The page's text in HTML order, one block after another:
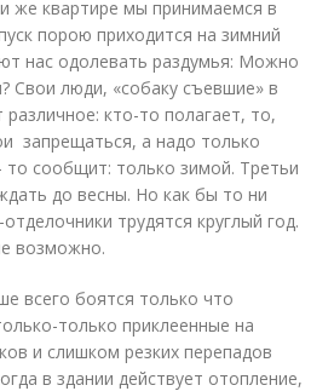
же квартире мы принимаемся в
порою приходится на зимний
нас одолевать раздумья: Можно
Свои люди, «собаку съевшие» в
кто-то полагает, то,
запрещаться, а надо только
сообщит: только зимой. Третьи
до весны. Но как бы то ни
трудятся круглый год.
возможно.
всего боятся только что
только приклеенные на
и слишком резких перепадов
в здании действует отопление,